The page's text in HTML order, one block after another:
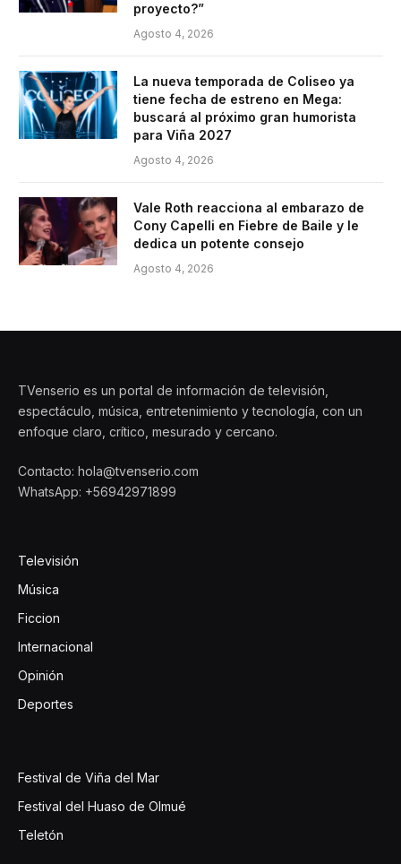
proyecto?”
Agosto 4, 2026
La nueva temporada de Coliseo ya
tiene fecha de estreno en Mega:
buscará al próximo gran humorista
para Viña 2027
Agosto 4, 2026
Vale Roth reacciona al embarazo de
Cony Capelli en Fiebre de Baile y le
dedica un potente consejo
Agosto 4, 2026
TVenserio es un portal de información de televisión,
espectáculo, música, entretenimiento y tecnología, con un
enfoque claro, crítico, mesurado y cercano.
Contacto: hola@tvenserio.com
WhatsApp: +56942971899
Televisión
Música
Ficcion
Internacional
Opinión
Deportes
Festival de Viña del Mar
Festival del Huaso de Olmué
Teletón